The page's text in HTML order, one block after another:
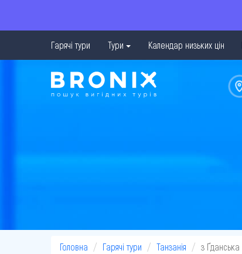
Гарячі тури Тури Календар низьких цін
Головна Гарячі тури Танзанія з Ґданська